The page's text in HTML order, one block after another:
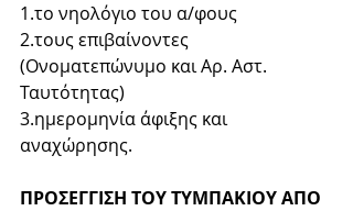
1.το νηολόγιο του α/φους
2.τους επιβαίνοντες
(Ονοματεπώνυμο και Αρ. Αστ.
Ταυτότητας)
3.ημερομηνία άφιξης και
αναχώρησης.
ΠΡΟΣΕΓΓΙΣΗ ΤΟΥ ΤΥΜΠΑΚΙΟΥ ΑΠΟ